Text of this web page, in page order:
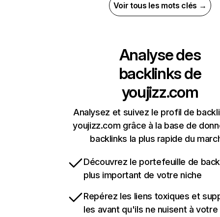
Voir tous les mots clés →
Analyse des
backlinks de
youjizz.com
Analysez et suivez le profil de
youjizz.com grâce à la base de
backlinks la plus rapide du
Découvrez le portefeuille de
plus important de votre niche
Repérez les liens toxiques et
les avant qu'ils ne nuisent à